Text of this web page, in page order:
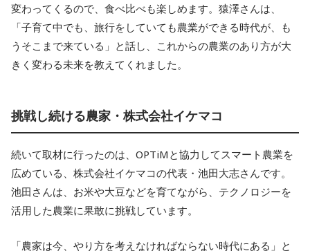
変わってくるので、食べ比べも楽しめます。猿澤さんは、
「子育て中でも、旅行をしていても農業ができる時代が、も
うそこまで来ている」と話し、これからの農業のあり方が大
きく変わる未来を教えてくれました。
挑戦し続ける農家・株式会社イケマコ
続いて取材に行ったのは、OPTiMと協力してスマート農業を
広めている、株式会社イケマコの代表・池田大志さんです。
池田さんは、お米や大豆などを育てながら、テクノロジーを
活用した農業に果敢に挑戦しています。
「農家は今、やり方を考えなければならない時代にある」と